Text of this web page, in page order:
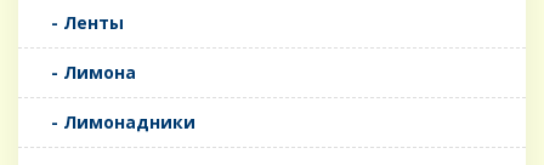
- Ленты
- Лимона
- Лимонадники